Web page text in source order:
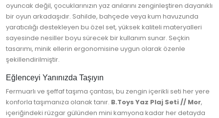
oyuncak değil, çocuklarınızın yaz anılarını zenginleştiren dayanıklı
bir oyun arkadaşıdır. Sahilde, bahçede veya kum havuzunda
yaratıcılığı destekleyen bu özel set, yüksek kaliteli materyalleri
sayesinde nesiller boyu sürecek bir kullanım sunar. Seçkin
tasarımı, minik ellerin ergonomisine uygun olarak özenle
şekillendirilmiştir.
Eğlenceyi Yanınızda Taşıyın
Fermuarlı ve şeffaf taşıma çantası, bu zengin içerikli seti her yere
konforla taşımanıza olanak tanır. B.Toys Yaz Plaj Seti // Mor,
içeriğindeki rüzgar gülünden mini kamyona kadar her detayda